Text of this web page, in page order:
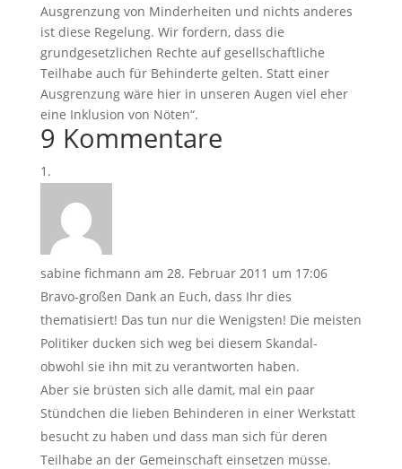
Ausgrenzung von Minderheiten und nichts anderes
ist diese Regelung. Wir fordern, dass die
grundgesetzlichen Rechte auf gesellschaftliche
Teilhabe auch für Behinderte gelten. Statt einer
Ausgrenzung wäre hier in unseren Augen viel eher
eine Inklusion von Nöten“.
9 Kommentare
sabine fichmann am 28. Februar 2011 um 17:06
Bravo-großen Dank an Euch, dass Ihr dies
thematisiert! Das tun nur die Wenigsten! Die meisten
Politiker ducken sich weg bei diesem Skandal-
obwohl sie ihn mit zu verantworten haben.
Aber sie brüsten sich alle damit, mal ein paar
Stündchen die lieben Behinderen in einer Werkstatt
besucht zu haben und dass man sich für deren
Teilhabe an der Gemeinschaft einsetzen müsse.